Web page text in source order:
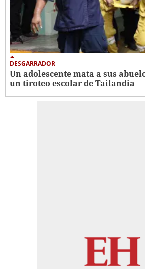
DESGARRADOR
Un adolescente mata a sus
un tiroteo escolar de Tailandia